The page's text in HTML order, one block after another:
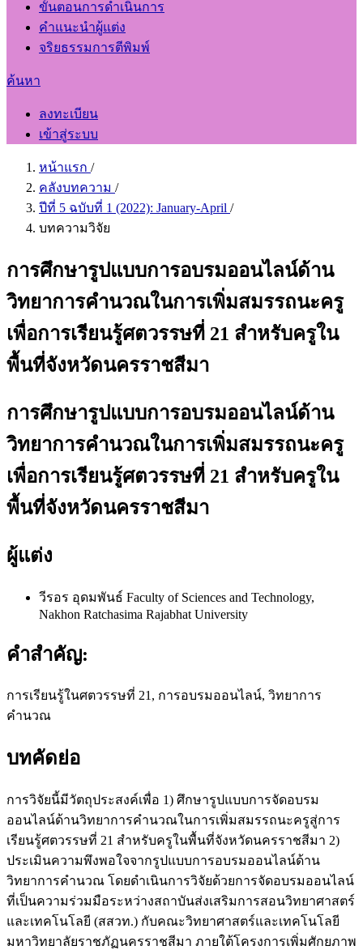
ขั้นตอนการดำเนินการ
คำแนะนำผู้แต่ง
จริยธรรมการตีพิมพ์
ค้นหา
ลงทะเบียน
เข้าสู่ระบบ
หน้าแรก /
คลังบทความ /
ปีที่ 5 ฉบับที่ 1 (2022): January-April /
บทความวิจัย
การศึกษารูปแบบการอบรมออนไลน์ด้าน
วิทยาการคำนวณในการเพิ่มสมรรถนะครู
เพื่อการเรียนรู้ศตวรรษที่ 21 สำหรับครูใน
พื้นที่จังหวัดนครราชสีมา
การศึกษารูปแบบการอบรมออนไลน์ด้าน
วิทยาการคำนวณในการเพิ่มสมรรถนะครู
เพื่อการเรียนรู้ศตวรรษที่ 21 สำหรับครูใน
พื้นที่จังหวัดนครราชสีมา
ผู้แต่ง
วีรอร อุดมพันธ์ Faculty of Sciences and Technology,
Nakhon Ratchasima Rajabhat University
คำสำคัญ:
การเรียนรู้ในศตวรรษที่ 21, การอบรมออนไลน์, วิทยาการ
คำนวณ
บทคัดย่อ
การวิจัยนี้มีวัตถุประสงค์เพื่อ 1) ศึกษารูปแบบการจัดอบรม
ออนไลน์ด้านวิทยาการคำนวณในการเพิ่มสมรรถนะครูสู่การ
เรียนรู้ศตวรรษที่ 21 สำหรับครูในพื้นที่จังหวัดนครราชสีมา 2)
ประเมินความพึงพอใจจากรูปแบบการอบรมออนไลน์ด้าน
วิทยาการคำนวณ โดยดำเนินการวิจัยด้วยการจัดอบรมออนไลน์
ที่เป็นความร่วมมือระหว่างสถาบันส่งเสริมการสอนวิทยาศาสตร์
และเทคโนโลยี (สสวท.) กับคณะวิทยาศาสตร์และเทคโนโลยี
มหาวิทยาลัยราชภัฏนครราชสีมา ภายใต้โครงการเพิ่มศักยภาพ